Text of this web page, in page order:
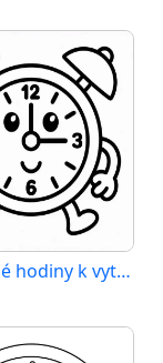
Bezplatné hodiny k vytištění